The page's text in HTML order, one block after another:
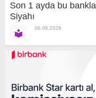
Son 1 ayda bu
Siyahı
06.08.2026